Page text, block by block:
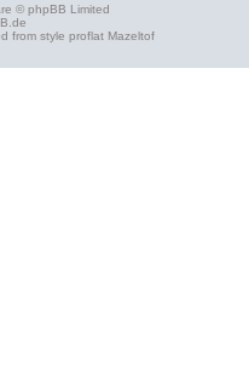
© phpBB Limited
from style proflat Mazeltof